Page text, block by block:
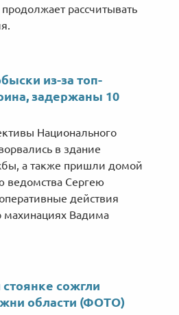
рассчитывать
из-за топ-
задержаны 10
Национального
в здание
а также пришли домой
ведомства Сергею
действия
махинациях Вадима
сожгли
области (ФОТО)